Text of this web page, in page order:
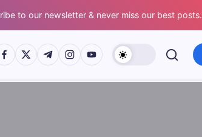
to our newsletter & never miss our best posts.
www.facebook.com/
https://twitter.com/
https://t.me/
https://www.instagram.com/
https://youtube.com/